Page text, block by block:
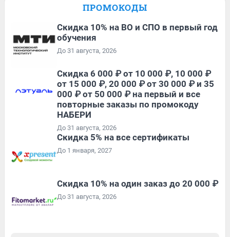
ПРОМОКОДЫ
Скидка 10% на ВО и СПО в первый год
обучения
До 31 августа, 2026
Скидка 6 000 ₽ от 10 000 ₽, 10 000 ₽
от 15 000 ₽, 20 000 ₽ от 30 000 ₽ и 35
000 ₽ от 50 000 ₽ на первый и все
повторные заказы по промокоду
НАБЕРИ
До 31 августа, 2026
Скидка 5% на все сертификаты
До 1 января, 2027
Скидка 10% на один заказ до 20 000 ₽
До 31 августа, 2026